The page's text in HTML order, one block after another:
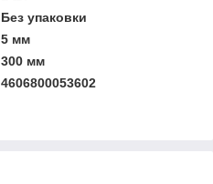
Без упаковки
5 мм
300 мм
4606800053602